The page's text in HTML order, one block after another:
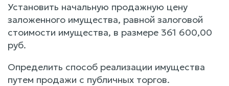
Установить начальную продажную цену
заложенного имущества, равной залоговой
стоимости имущества, в размере 361 600,00
руб.
Определить способ реализации имущества
путем продажи с публичных торгов.